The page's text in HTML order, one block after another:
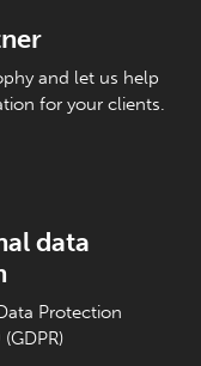
and let us help
for your clients.
data
Protection